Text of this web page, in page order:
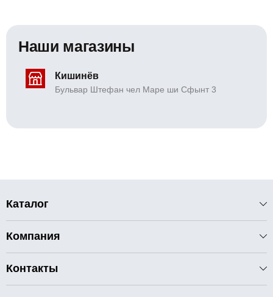
Наши магазины
Кишинёв
Бульвар Штефан чел Маре ши Сфынт 3
Каталог
Компания
Контакты